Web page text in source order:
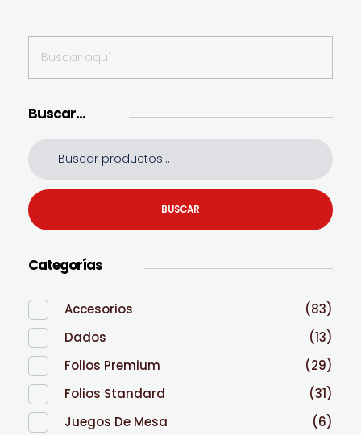
Buscar…
BUSCAR
Categorías
Accesorios
(83)
Dados
(13)
Folios Premium
(29)
Folios Standard
(31)
Juegos De Mesa
(6)